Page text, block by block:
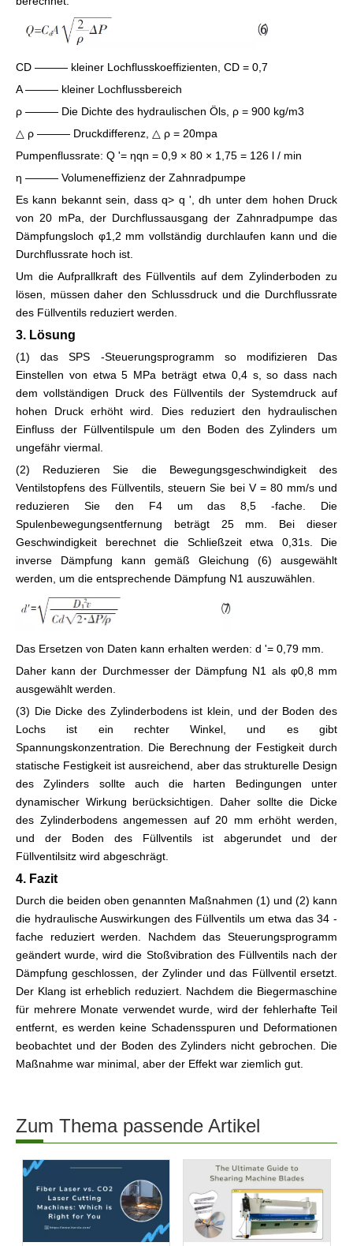
CD ——— kleiner Lochflusskoeffizienten, CD = 0,7
A ——— kleiner Lochflussbereich
ρ ——— Die Dichte des hydraulischen Öls, ρ = 900 kg/m3
△ ρ ——— Druckdifferenz, △ ρ = 20mpa
Pumpenflussrate: Q '= ηqn = 0,9 × 80 × 1,75 = 126 l / min
η ——— Volumeneffizienz der Zahnradpumpe
Es kann bekannt sein, dass q> q ', dh unter dem hohen Druck
von 20 mPa, der Durchflussausgang der Zahnradpumpe das
Dämpfungsloch φ1,2 mm vollständig durchlaufen kann und die
Durchflussrate hoch ist.
Um die Aufprallkraft des Füllventils auf dem Zylinderboden zu
lösen, müssen daher den Schlussdruck und die Durchflussrate
des Füllventils reduziert werden.
3. Lösung
(1) das SPS -Steuerungsprogramm so modifizieren Das
Einstellen von etwa 5 MPa beträgt etwa 0,4 s, so dass nach
dem vollständigen Druck des Füllventils der Systemdruck auf
hohen Druck erhöht wird. Dies reduziert den hydraulischen
Einfluss der Füllventilspule um den Boden des Zylinders um
ungefähr viermal.
(2) Reduzieren Sie die Bewegungsgeschwindigkeit des
Ventilstopfens des Füllventils, steuern Sie bei V = 80 mm/s und
reduzieren Sie den F4 um das 8,5 -fache. Die
Spulenbewegungsentfernung beträgt 25 mm. Bei dieser
Geschwindigkeit berechnet die Schließzeit etwa 0,31s. Die
inverse Dämpfung kann gemäß Gleichung (6) ausgewählt
werden, um die entsprechende Dämpfung N1 auszuwählen.
Das Ersetzen von Daten kann erhalten werden: d '= 0,79 mm.
Daher kann der Durchmesser der Dämpfung N1 als φ0,8 mm
ausgewählt werden.
(3) Die Dicke des Zylinderbodens ist klein, und der Boden des
Lochs ist ein rechter Winkel, und es gibt
Spannungskonzentration. Die Berechnung der Festigkeit durch
statische Festigkeit ist ausreichend, aber das strukturelle Design
des Zylinders sollte auch die harten Bedingungen unter
dynamischer Wirkung berücksichtigen. Daher sollte die Dicke
des Zylinderbodens angemessen auf 20 mm erhöht werden,
und der Boden des Füllventils ist abgerundet und der
Füllventilsitz wird abgeschrägt.
4. Fazit
Durch die beiden oben genannten Maßnahmen (1) und (2) kann
die hydraulische Auswirkungen des Füllventils um etwa das 34 -
fache reduziert werden. Nachdem das Steuerungsprogramm
geändert wurde, wird die Stoßvibration des Füllventils nach der
Dämpfung geschlossen, der Zylinder und das Füllventil ersetzt.
Der Klang ist erheblich reduziert. Nachdem die Biegermaschine
für mehrere Monate verwendet wurde, wird der fehlerhafte Teil
entfernt, es werden keine Schadensspuren und Deformationen
beobachtet und der Boden des Zylinders nicht gebrochen. Die
Maßnahme war minimal, aber der Effekt war ziemlich gut.
Zum Thema passende Artikel